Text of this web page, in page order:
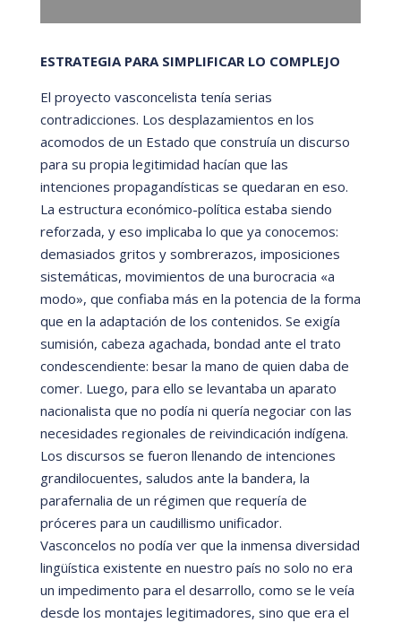
ESTRATEGIA PARA SIMPLIFICAR LO COMPLEJO
El proyecto vasconcelista tenía serias
contradicciones. Los desplazamientos en los
acomodos de un Estado que construía un discurso
para su propia legitimidad hacían que las
intenciones propagandísticas se quedaran en eso.
La estructura económico-política estaba siendo
reforzada, y eso implicaba lo que ya conocemos:
demasiados gritos y sombrerazos, imposiciones
sistemáticas, movimientos de una burocracia «a
modo», que confiaba más en la potencia de la forma
que en la adaptación de los contenidos. Se exigía
sumisión, cabeza agachada, bondad ante el trato
condescendiente: besar la mano de quien daba de
comer. Luego, para ello se levantaba un aparato
nacionalista que no podía ni quería negociar con las
necesidades regionales de reivindicación indígena.
Los discursos se fueron llenando de intenciones
grandilocuentes, saludos ante la bandera, la
parafernalia de un régimen que requería de
próceres para un caudillismo unificador.
Vasconcelos no podía ver que la inmensa diversidad
lingüística existente en nuestro país no solo no era
un impedimento para el desarrollo, como se le veía
desde los montajes legitimadores, sino que era el